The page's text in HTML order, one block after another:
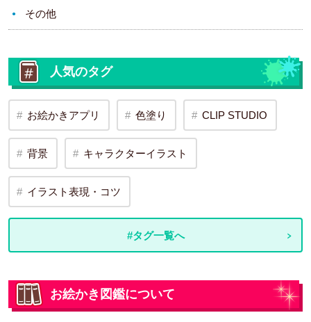
その他
人気のタグ
お絵かきアプリ 色塗り CLIP STUDIO
背景 キャラクターイラスト
イラスト表現・コツ
#タグ一覧へ
お絵かき図鑑について